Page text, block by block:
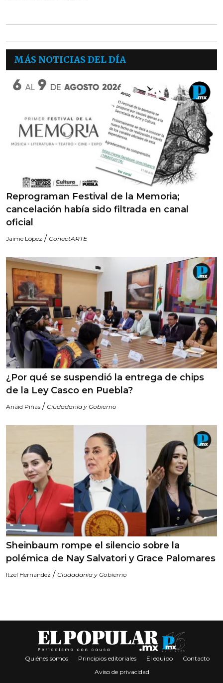
MÁS NOTICIAS DEL DÍA
Reprograman Festival de la Memoria;
cancelación había sido filtrada en canal
oficial
Jaime López / ConectARTE
¿Por qué se suspendió la entrega de chips
de la Ley Casco en Puebla?
Anaid Piñas / Ciudadanía y Gobierno
Sheinbaum rompe el silencio sobre la
polémica de Nay Salvatori y Grace Palomares
Itzel Hernandez / Ciudadanía y Gobierno
Quiénes somos Principios editoriales El equipo
Contacto
Aviso de privacidad